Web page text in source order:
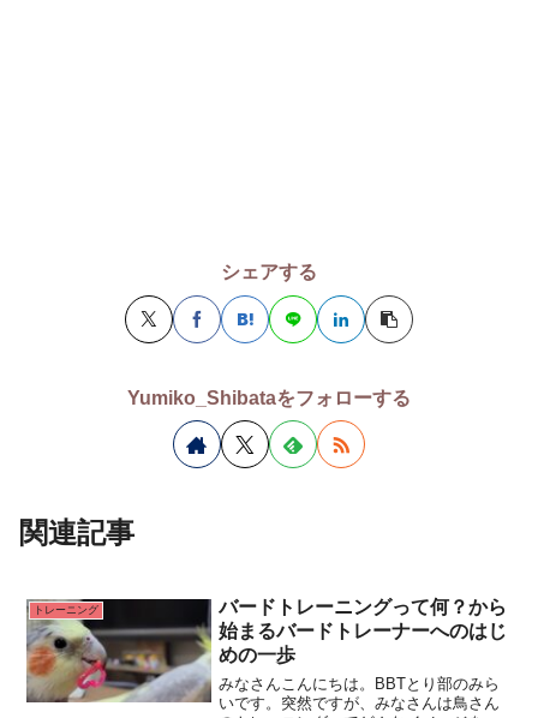
シェアする
Yumiko_Shibataをフォローする
関連記事
トレーニング
バードトレーニングって何？から
始まるバードトレーナーへのはじ
めの一歩
みなさんこんにちは。BBTとり部のみら
いです。突然ですが、みなさんは鳥さん